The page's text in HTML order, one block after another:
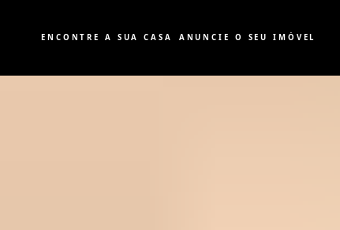
ENCONTRE A SUA CASA ANUNCIE O SEU IMÓVEL